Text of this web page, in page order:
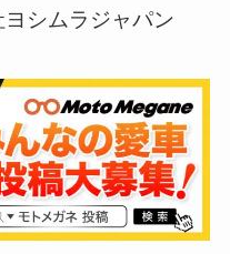
シムラジャパン